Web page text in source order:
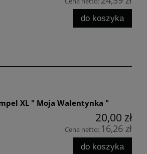
do koszyka
XL " Moja Walentynka "
20,00 zł
Cena netto: 16,26 zł
do koszyka